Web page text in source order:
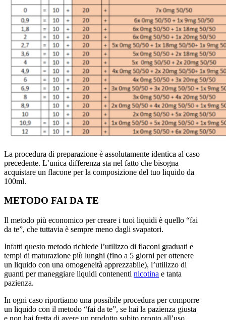
La procedura di preparazione è assolutamente identica al caso
precedente. L’unica differenza sta nel fatto che bisogna
acquistare un flacone per la composizione del tuo liquido da
100ml.
METODO FAI DA TE
Il metodo più economico per creare i tuoi liquidi è quello “fai
da te”, che tuttavia è sempre meno dagli svapatori.
Infatti questo metodo richiede l’utilizzo di flaconi graduati e
tempi di maturazione più lunghi (fino a 5 giorni per ottenere
un liquido con una omogeneità apprezzabile), l’utilizzo di
guanti per maneggiare liquidi contenenti nicotina e tanta
pazienza.
In ogni caso riportiamo una possibile procedura per comporre
un liquido con il metodo “fai da te”, se hai la pazienza giusta